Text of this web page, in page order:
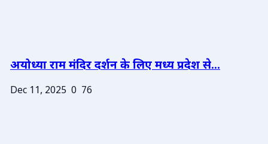
अयोध्या राम मंदिर दर्शन के लिए मध्य प्रदेश से...
Dec 11, 2025 0 76